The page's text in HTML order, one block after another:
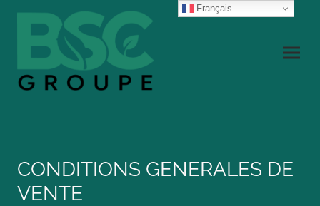
CONDITIONS GENERALES DE
VENTE
Français